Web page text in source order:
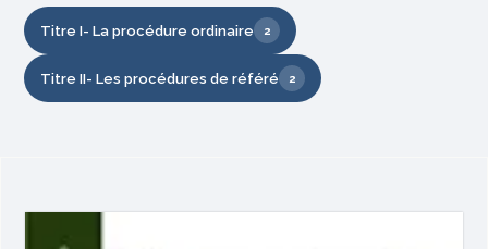
Titre I- La procédure ordinaire 2
Titre II- Les procédures de référé 2